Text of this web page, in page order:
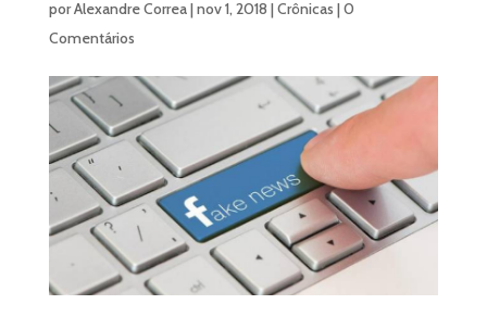
porAlexandre Correa|nov 1, 2018 |Crônicas |0
Comentários